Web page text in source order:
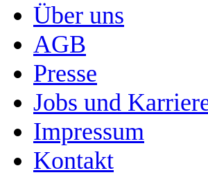
Über uns
AGB
Presse
Jobs und
Impressum
Kontakt